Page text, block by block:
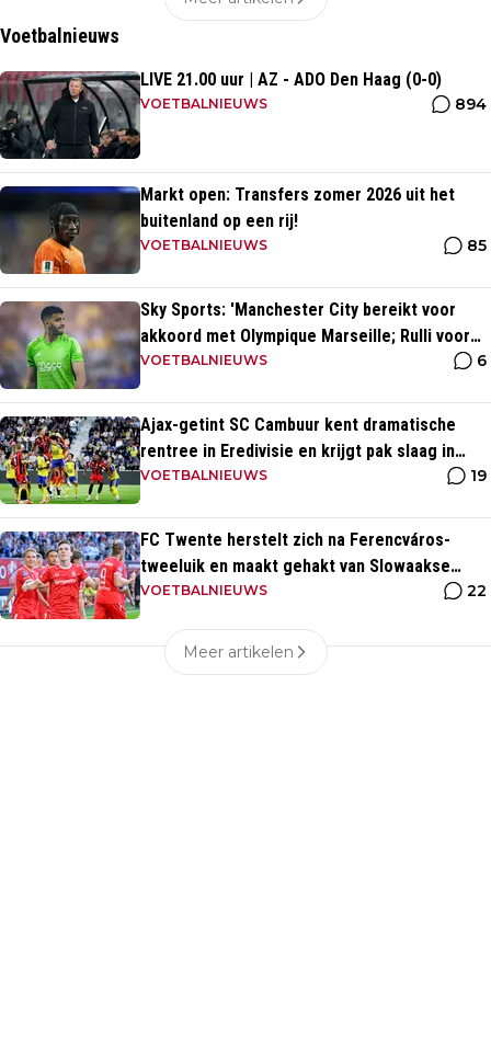
Voetbalnieuws
LIVE 21.00 uur | AZ - ADO Den Haag (0-0)
VOETBALNIEUWS 894
Markt open: Transfers zomer 2026 uit het
buitenland op een rij!
VOETBALNIEUWS 85
Sky Sports: 'Manchester City bereikt voor
akkoord met Olympique Marseille; Rulli voor
twee miljoen naar Engeland'
VOETBALNIEUWS 6
Ajax-getint SC Cambuur kent dramatische
rentree in Eredivisie en krijgt pak slaag in
eigen huis
VOETBALNIEUWS 19
FC Twente herstelt zich na Ferencváros-
tweeluik en maakt gehakt van Slowaakse
opponent
VOETBALNIEUWS 22
Meer artikelen